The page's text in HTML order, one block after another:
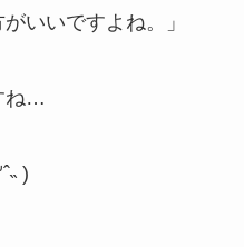
いいですよね。」
ね…
)